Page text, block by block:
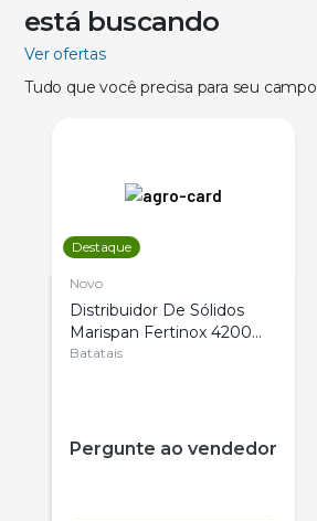
está buscando
Ver ofertas
Tudo que você precisa para seu campo
Destaque
Novo
Distribuidor De Sólidos
Marispan Fertinox 4200
Citrus
Batatais
Pergunte ao vendedor